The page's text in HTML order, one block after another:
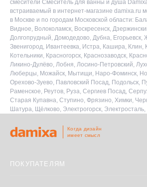
смесители Смеситель для ванны и душа
встраиваемый в интернет-магазине damixa.ru
в Москве и по городам Московской области:
Видное, Волоколамск, Воскресенск,
Долгопрудный, Домодедово, Дубна, Егорьевск,
Звенигород, Ивантеевка, Истра, Кашира, Клин,
Котельники, Красногорск, Краснозаводск,
Ликино-Дулёво, Лобня, Лосино-Петровский,
Люберцы, Можайск, Мытищи, Наро-Фоминск,
Орехово-Зуево, Павловский Посад, Подольск,
Раменское, Реутов, Руза, Сергиев Посад,
Старая Купавна, Ступино, Фрязино, Химки,
Шатура, Щёлково, Электрогорск,
Когда дизайн
имеет смысл
ПОКУПАТЕЛЯМ